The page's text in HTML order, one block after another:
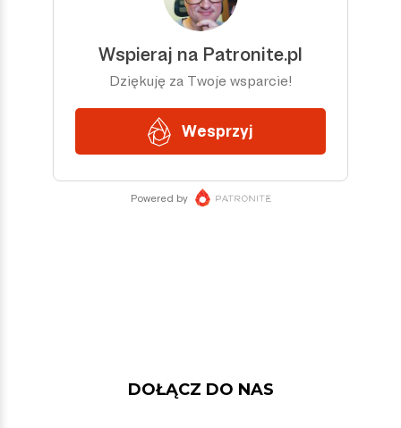
DOŁĄCZ DO NAS